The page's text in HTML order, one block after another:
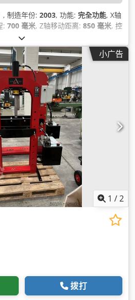
, 制造年份: 2003, 功能: 完全功能, X轴
: 700 毫米, Z轴移动距离: 850 毫米, 控
530
小广告
1 /2
拨打